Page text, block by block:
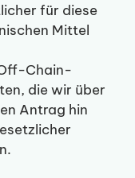
für diese
Mittel
Chain-
die wir über
Antrag hin